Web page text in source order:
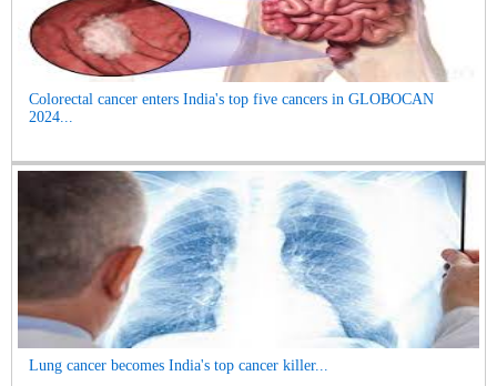
Colorectal cancer enters India's top five cancers in GLOBOCAN
2024...
Lung cancer becomes India's top cancer killer...